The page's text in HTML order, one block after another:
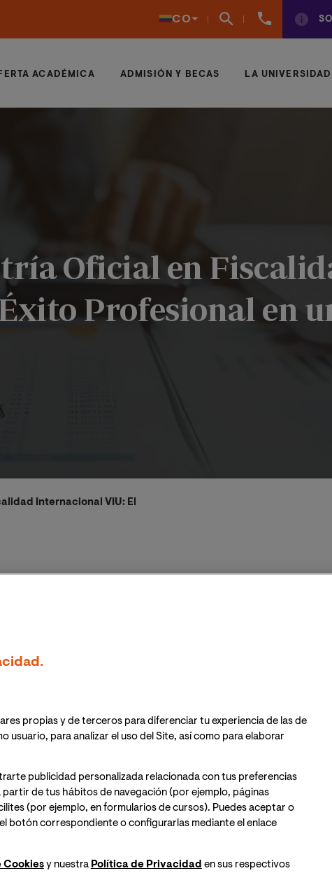
CO
(+57)
ACADÉMICA ADMISIÓN Y BECAS LA UNIVERSIDAD
Oficial en
Profesional en
Internacional VIU: El Éxito Profesional en un Mundo
masterclass online donde
de VIU.
la sesión el mismo día del
propias y de terceros para diferenciar tu experiencia de las de
usuario, para analizar el uso del Site, así como para elaborar
publicidad personalizada relacionada con tus preferencias
de tus hábitos de navegación (por ejemplo, páginas
(por ejemplo, en formularios de cursos). Puedes aceptar o
botón correspondiente o configurarlas mediante el enlace
Cookiesy nuestra Política de Privacidad en sus respectivos